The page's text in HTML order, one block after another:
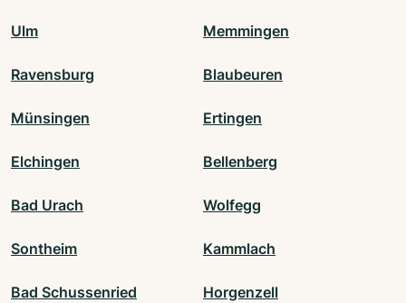
Ulm Memmingen
Ravensburg Blaubeuren
Münsingen Ertingen
Elchingen Bellenberg
Bad Urach Wolfegg
Sontheim Kammlach
Bad Schussenried Horgenzell